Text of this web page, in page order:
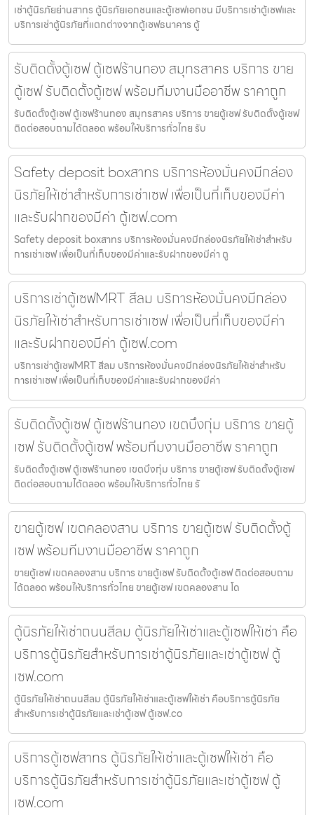
เช่าตู้นิรภัยย่านสาทร ตู้นิรภัยเอกชนและตู้เซฟเอกชน มีบริการเช่าตู้เซฟและ
บริการเช่าตู้นิรภัยที่แตกต่างจากตู้เซฟธนาคาร ตู้
รับติดตั้งตู้เซฟ ตู้เซฟร้านทอง สมุทรสาคร บริการ ขาย
ตู้เซฟ รับติดตั้งตู้เซฟ พร้อมทีมงานมืออาชีพ ราคาถูก
รับติดตั้งตู้เซฟ ตู้เซฟร้านทอง สมุทรสาคร บริการ ขายตู้เซฟ รับติดตั้งตู้เซฟ
ติดต่อสอบถามได้ตลอด พร้อมให้บริการทั่วไทย รับ
Safety deposit boxสาทร บริการห้องมั่นคงมีกล่อง
นิรภัยให้เช่าสำหรับการเช่าเซฟ เพื่อเป็นที่เก็บของมีค่า
และรับฝากของมีค่า ตู้เซฟ.com
Safety deposit boxสาทร บริการห้องมั่นคงมีกล่องนิรภัยให้เช่าสำหรับ
การเช่าเซฟ เพื่อเป็นที่เก็บของมีค่าและรับฝากของมีค่า ตู
บริการเช่าตู้เซฟMRT สีลม บริการห้องมั่นคงมีกล่อง
นิรภัยให้เช่าสำหรับการเช่าเซฟ เพื่อเป็นที่เก็บของมีค่า
และรับฝากของมีค่า ตู้เซฟ.com
บริการเช่าตู้เซฟMRT สีลม บริการห้องมั่นคงมีกล่องนิรภัยให้เช่าสำหรับ
การเช่าเซฟ เพื่อเป็นที่เก็บของมีค่าและรับฝากของมีค่า
รับติดตั้งตู้เซฟ ตู้เซฟร้านทอง เขตบึงกุ่ม บริการ ขายตู้
เซฟ รับติดตั้งตู้เซฟ พร้อมทีมงานมืออาชีพ ราคาถูก
รับติดตั้งตู้เซฟ ตู้เซฟร้านทอง เขตบึงกุ่ม บริการ ขายตู้เซฟ รับติดตั้งตู้เซฟ
ติดต่อสอบถามได้ตลอด พร้อมให้บริการทั่วไทย รั
ขายตู้เซฟ เขตคลองสาน บริการ ขายตู้เซฟ รับติดตั้งตู้
เซฟ พร้อมทีมงานมืออาชีพ ราคาถูก
ขายตู้เซฟ เขตคลองสาน บริการ ขายตู้เซฟ รับติดตั้งตู้เซฟ ติดต่อสอบถาม
ได้ตลอด พร้อมให้บริการทั่วไทย ขายตู้เซฟ เขตคลองสาน โด
ตู้นิรภัยให้เช่าถนนสีลม ตู้นิรภัยให้เช่าและตู้เซฟให้เช่า คือ
บริการตู้นิรภัยสำหรับการเช่าตู้นิรภัยและเช่าตู้เซฟ ตู้
เซฟ.com
ตู้นิรภัยให้เช่าถนนสีลม ตู้นิรภัยให้เช่าและตู้เซฟให้เช่า คือบริการตู้นิรภัย
สำหรับการเช่าตู้นิรภัยและเช่าตู้เซฟ ตู้เซฟ.co
บริการตู้เซฟสาทร ตู้นิรภัยให้เช่าและตู้เซฟให้เช่า คือ
บริการตู้นิรภัยสำหรับการเช่าตู้นิรภัยและเช่าตู้เซฟ ตู้
เซฟ.com